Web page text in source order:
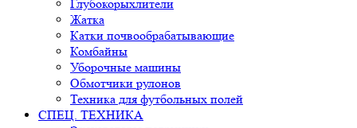
Глубокорыхлители
Жатка
Катки почвообрабатывающие
Комбайны
Уборочные машины
Обмотчики рулонов
Техника для футбольных полей
СПЕЦ. ТЕХНИКА